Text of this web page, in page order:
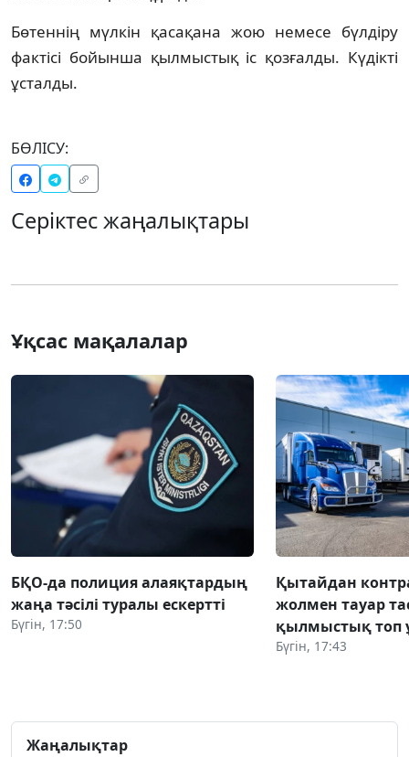
Бөтеннің мүлкін қасақана жою немесе бүлдіру
фактісі бойынша қылмыстық іс қозғалды. Күдікті
ұсталды.
БӨЛІСУ:
Серіктес жаңалықтары
Ұқсас мақалалар
БҚО-да полиция алаяқтардың
жаңа тәсілі туралы ескертті
Бүгін, 17:50
Қытайдан
жолмен тауар
қылмыстық топ
Бүгін, 17:43
Жаңалықтар